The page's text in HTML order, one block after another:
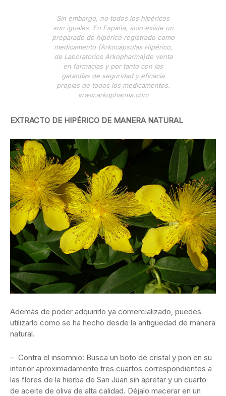
Sin embargo, no todos los hipéricos
son iguales. En España, solo existe un
preparado de hipérico registrado como
medicamento (Arkocápsulas Hipérico,
de Laboratorios Arkopharma)de venta
en farmacias y por tanto con las
garantías de seguridad y eficacia
propias de todos los medicamentos.
www.arkopharma.com
EXTRACTO DE HIPÉRICO DE MANERA NATURAL
Además de poder adquirirlo ya comercializado, puedes
utilizarlo como se ha hecho desde la antigüedad de manera
natural.
– Contra el insomnio: Busca un boto de cristal y pon en su
interior aproximadamente tres cuartos correspondientes a
las flores de la hierba de San Juan sin apretar y un cuarto
de aceite de oliva de alta calidad. Déjalo macerar en un